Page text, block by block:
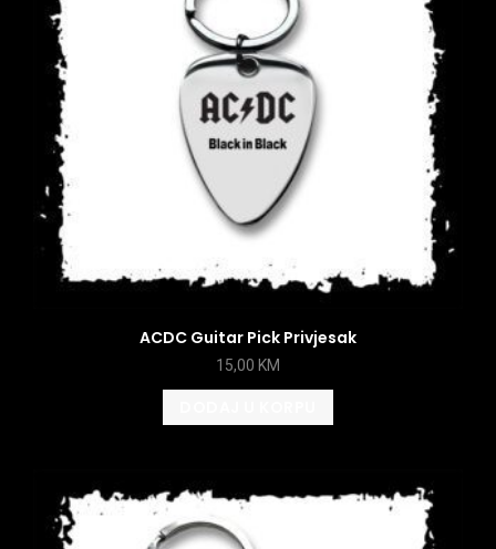
ACDC Guitar Pick Privjesak
15,00 KM